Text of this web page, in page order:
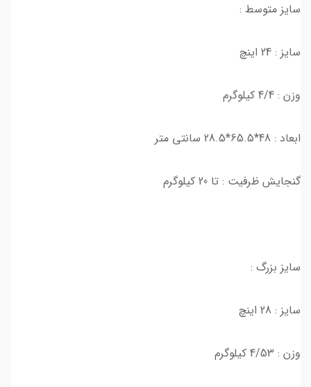
سایز متوسط :
سایز : 24 اینچ
وزن : 4/4 کیلوگرم
ابعاد : 48*65.5*28.5 سانتی متر
گنجایش ظرفیت : تا 20 کیلوگرم
سایز بزرگ :
سایز : 28 اینچ
وزن : 4/53 کیلوگرم